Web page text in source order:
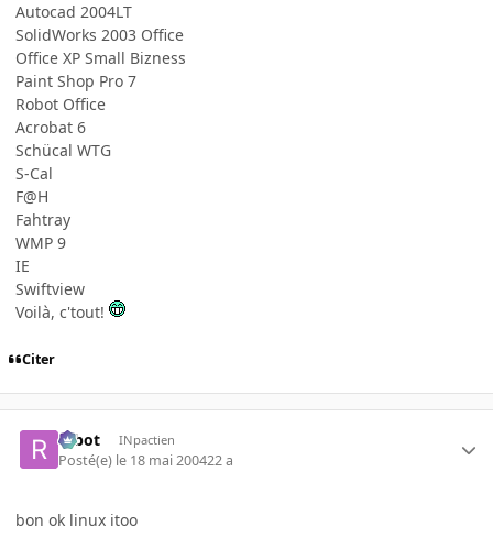
Autocad 2004LT
SolidWorks 2003 Office
Office XP Small Bizness
Paint Shop Pro 7
Robot Office
Acrobat 6
Schücal WTG
S-Cal
F@H
Fahtray
WMP 9
IE
Swiftview
Voilà, c'tout!
Citer
rabot INpactien
Posté(e) le 18 mai 200422 a
bon ok linux itoo